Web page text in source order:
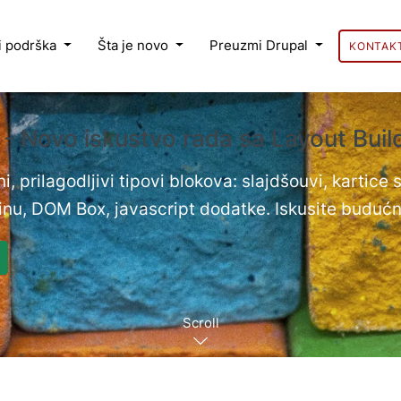
podrška Šta je novo Preuzmi Drupal
iskustvo rada sa Layout
prilagodljivi tipovi blokova: slajdšouvi, kartice
DOM Box, javascript dodatke. Iskusite
Scroll